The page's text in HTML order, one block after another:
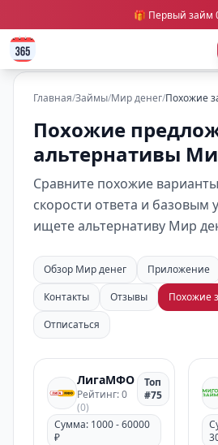
🎁 Первый займ
Главная/Займы/Мир денег/Похожие
Похожие
альтернативы
Сравните похожие
скорости ответа и базовым
ищете альтернативу Мир
Обзор Мир денег Приложение
Контакты
Отзывы
Похожие
Отписаться
ЛигаМФО
Рейтинг: 0
(0)
Топ
#75
Сумма: 1000 - 60000
₽